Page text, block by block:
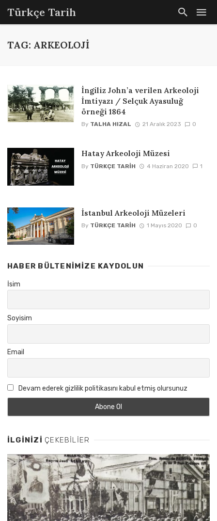
Türkçe Tarih
TAG: ARKEOLOJI
İngiliz John’a verilen Arkeoloji
İmtiyazı / Selçuk Ayasuluğ
örneği 1864
By TALHA HIZAL 21 Aralık 2023 0
Hatay Arkeoloji Müzesi
By TÜRKÇE TARIH 4 Haziran 2020 1
İstanbul Arkeoloji Müzeleri
By TÜRKÇE TARIH 1 Mayıs 2020 0
HABER BÜLTENIMIZE KAYDOLUN
İsim
Soyisim
Email
Devam ederek gizlilik politikasını kabul etmiş olursunuz
İLGINIZI ÇEKEBILIER